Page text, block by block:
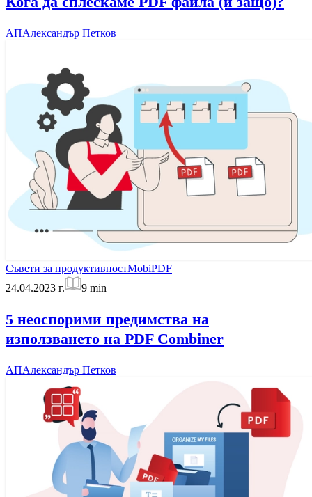
АПАлександър Петков
Съвети за продуктивностMobiPDF
24.04.2023 г.
9 min
5 неоспорими предимства на
използването на PDF Combiner
АПАлександър Петков